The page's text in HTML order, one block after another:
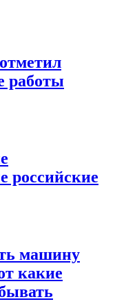
работы
российские
машину
какие